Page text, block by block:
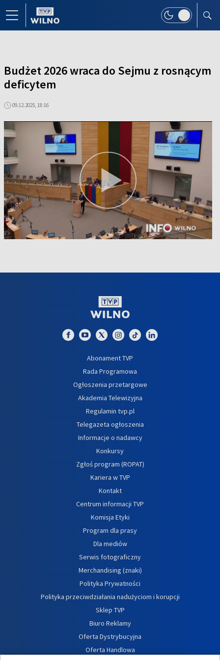
Budżet 2026 wraca do Sejmu z rosnącym
deficytem
09.12.2025, 18:16
Abonament TVP
Rada Programowa
Ogłoszenia przetargowe
Akademia Telewizyjna
Regulamin tvp.pl
Telegazeta ogłoszenia
Informacje o nadawcy
Konkursy
Zgłoś program (ROPAT)
Kariera w TVP
Kontakt
Centrum informacji TVP
Komisja Etyki
Program dla prasy
Dla mediów
Serwis fotograficzny
Merchandising (znaki)
Polityka Prywatności
Polityka przeciwdziałania nadużyciom i korupcji
Sklep TVP
Biuro Reklamy
Oferta Dystrybucyjna
Oferta Handlowa